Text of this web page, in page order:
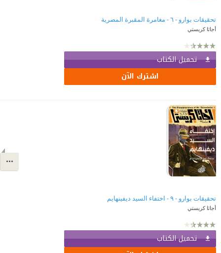
تحقيقات بوارو - ٦ - مغامرة المقبرة المصرية
أجاثا كريستي
تحميل الكتاب
اشترك الآن
تحقيقات بوارو - ٩ - اختفاء السيد ديفينهايم
أجاثا كريستي
تحميل الكتاب